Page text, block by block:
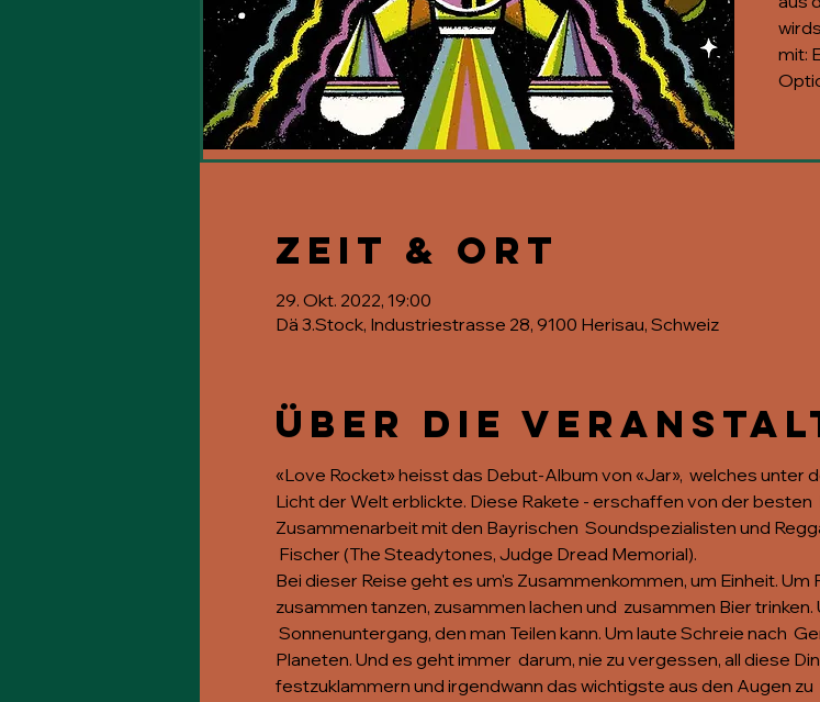
mit:
Zeit & Ort
29. Okt. 2022, 19:00
Dä 3.Stock, Industriestrasse 28, 9100 Herisau, Schweiz
Über die
«Love Rocket» heisst das Debut-Album von «Jar»,  welches unter
Licht der Welt erblickte. Diese Rakete - erschaffen von der besten
Zusammenarbeit mit den Bayrischen  Soundspezialisten und
Fischer (The Steadytones, Judge Dread Memorial).
Bei dieser Reise geht es um's Zusammenkommen, um Einheit. Um
zusammen tanzen, zusammen lachen und  zusammen Bier
Sonnenuntergang, den man Teilen kann. Um laute Schreie nach
Planeten. Und es geht immer  darum, nie zu vergessen, all diese
festzuklammern und irgendwann das wichtigste aus den Augen zu